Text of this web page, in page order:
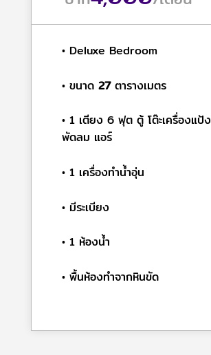
• Deluxe Bedroom
• ขนาด 27ตารางเมตร
• 1 เตียง 6 ฟุต ตู้ โต๊ะเครื่องแป้ง
พัดลม แอร์
• 1 เครื่องทำน้ำอุ่น
• มีระเบียง
• 1 ห้องน้ำ
• พื้นห้องทำจากหินขัด